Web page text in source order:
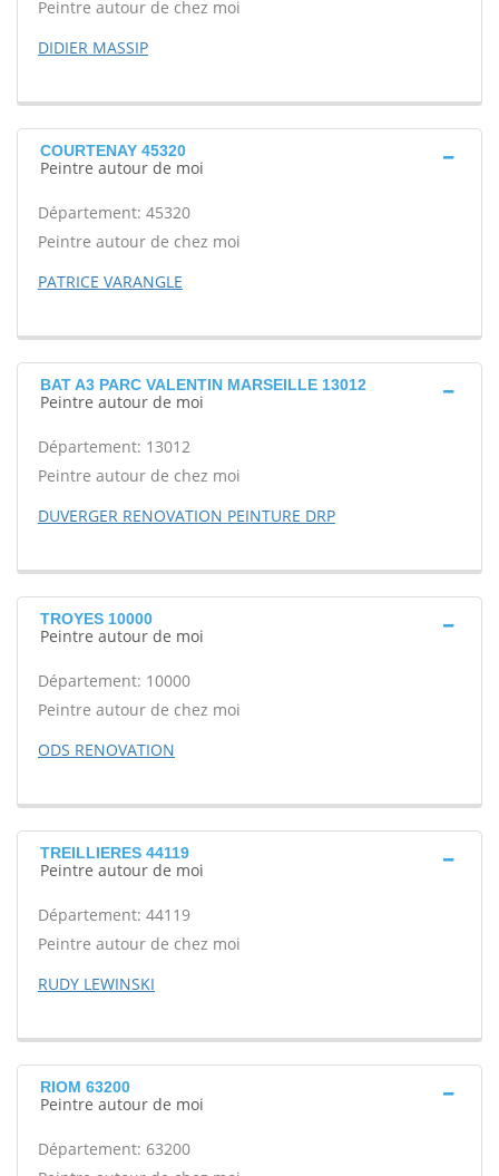
Peintre autour de chez moi
DIDIER MASSIP
COURTENAY 45320
Peintre autour de moi
Département: 45320
Peintre autour de chez moi
PATRICE VARANGLE
BAT A3 PARC VALENTIN MARSEILLE 13012
Peintre autour de moi
Département: 13012
Peintre autour de chez moi
DUVERGER RENOVATION PEINTURE DRP
TROYES 10000
Peintre autour de moi
Département: 10000
Peintre autour de chez moi
ODS RENOVATION
TREILLIERES 44119
Peintre autour de moi
Département: 44119
Peintre autour de chez moi
RUDY LEWINSKI
RIOM 63200
Peintre autour de moi
Département: 63200